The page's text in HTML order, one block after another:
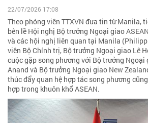
22/07/2026 17:08
Theo phóng viên TTXVN đưa tin từ Manila,
bên lề Hội nghị Bộ trưởng Ngoại giao
và các hội nghị liên quan tại Manila
viên Bộ Chính trị, Bộ trưởng Ngoại giao Lê
cuộc gặp song phương với Bộ trưởng Ngoại
Anand và Bộ trưởng Ngoại giao New
thúc đẩy quan hệ hợp tác song phương
hợp trong khuôn khổ ASEAN.